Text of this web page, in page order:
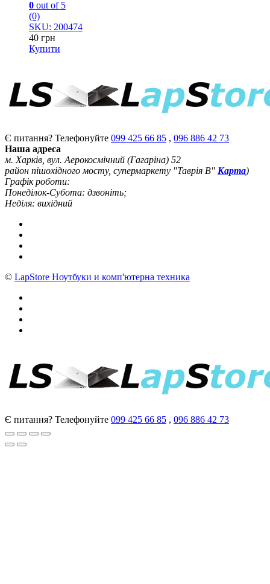
0 out of 5
(0)
SKU: 200474
40 грн
Купити
Є питання? Телефонуйте 099 425 66 85 , 096 886 42 73
Наша адреса
м. Харків, вул. Аерокосмічний (Гагаріна) 52
район пішохідного мосту, супермаркету "Таврія В" Карта)
Графік роботи:
Понеділок-Субота: дзвоніть;
Неділя: вихідний
© LapStore Ноутбуки и комп'ютерна техника
Є питання? Телефонуйте 099 425 66 85 , 096 886 42 73